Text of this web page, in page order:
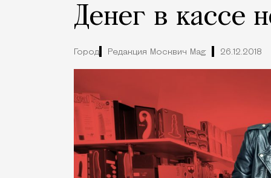
Денег в кассе
Город Редакция Москвич Mag 26.12.2018